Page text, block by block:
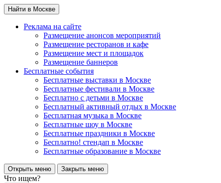
Найти в Москве
Реклама на сайте
Размещение анонсов мероприятий
Размещение ресторанов и кафе
Размещение мест и площадок
Размещение баннеров
Бесплатные события
Бесплатные выставки в Москве
Бесплатные фестивали в Москве
Бесплатно с детьми в Москве
Бесплатный активный отдых в Москве
Бесплатная музыка в Москве
Бесплатные шоу в Москве
Бесплатные праздники в Москве
Бесплатно! стендап в Москве
Бесплатные образование в Москве
Открыть меню Закрыть меню
Что ищем?